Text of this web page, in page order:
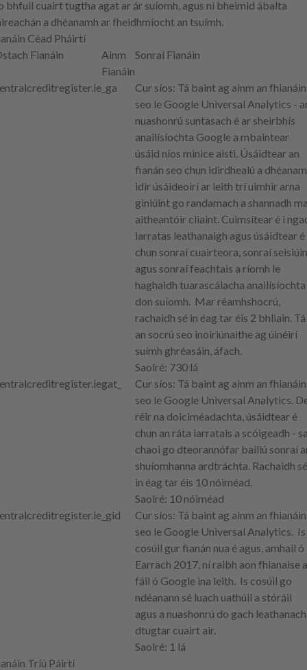
bhfuil cuairt tugtha agat ar ár suíomh, agus ní bheimid ábalta
a dhéanamh ar fheidhmíocht an tsuímh.
Céad Pháirtí
Fianáin
Ainm
Fianáin
Sonraí Fianáin
_ga Cur síos: Tá baint ag ainm an fhianáin
seo le Google Universal Analytics -
nuashonrú suntasach é ar sheirbhís
anailísíochta Google a mbaintear
úsáid níos minice aisti. Úsáidtear an
fianán seo chun idirdhealú a
idir úsáideoirí ar leith trí uimhir arna
giniúint go randamach a shannadh
aitheantóir cliaint. Cuimsítear é i
iarratas leathanaigh agus úsáidtear é
chun sonraí cuairteora, sonraí seisiúin
agus sonraí feachtais a ríomh le
haghaidh tuarascálacha anailísíochta
don suíomh. Mar réamhshocrú,
rachaidh sé in éag tar éis 2 bhliain. Tá
an socrú seo inoiriúnaithe ag úinéirí
suímh ghréasáin, áfach.
Saolré: 730 lá
gat_ Cur síos: Tá baint ag ainm an fhianáin
seo le Google Universal Analytics.
réir na doiciméadachta, úsáidtear é
chun an ráta iarratais a scóigeadh -
chaoi go dteorannófar bailiú sonraí
shuíomhanna ardtráchta. Rachaidh sé
in éag tar éis 10 nóiméad.
Saolré: 10 nóiméad
_gid Cur síos: Tá baint ag ainm an fhianáin
seo le Google Universal Analytics. Is
cosúil gur fianán nua é agus, amhail ó
Earrach 2017, ní raibh aon fhianaise
fáil ó Google ina leith. Is cosúil go
ndéanann sé luach uathúil a stóráil
agus a nuashonrú do gach
dtugtar cuairt air.
Saolré: 1 lá
Tríú Páirtí